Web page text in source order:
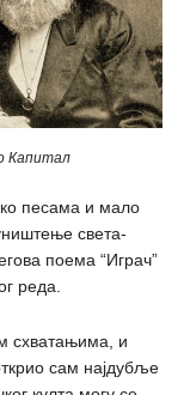
Капитал
песама и мало
света-
поема “Играч”
реда.
схватањима, и
сам најдубље